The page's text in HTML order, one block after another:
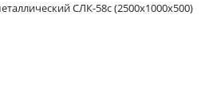
СЛК-58c (2500x1000x500)